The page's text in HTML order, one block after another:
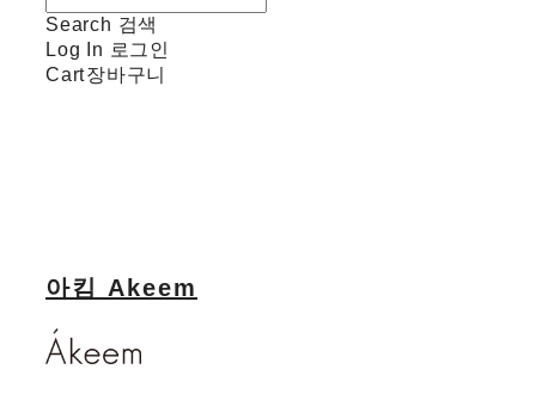
Search 검색
Log In 로그인
Cart장바구니
아킴 Akeem